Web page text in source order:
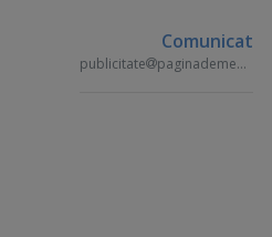
Comunicat
publicitate paginademedia.ro